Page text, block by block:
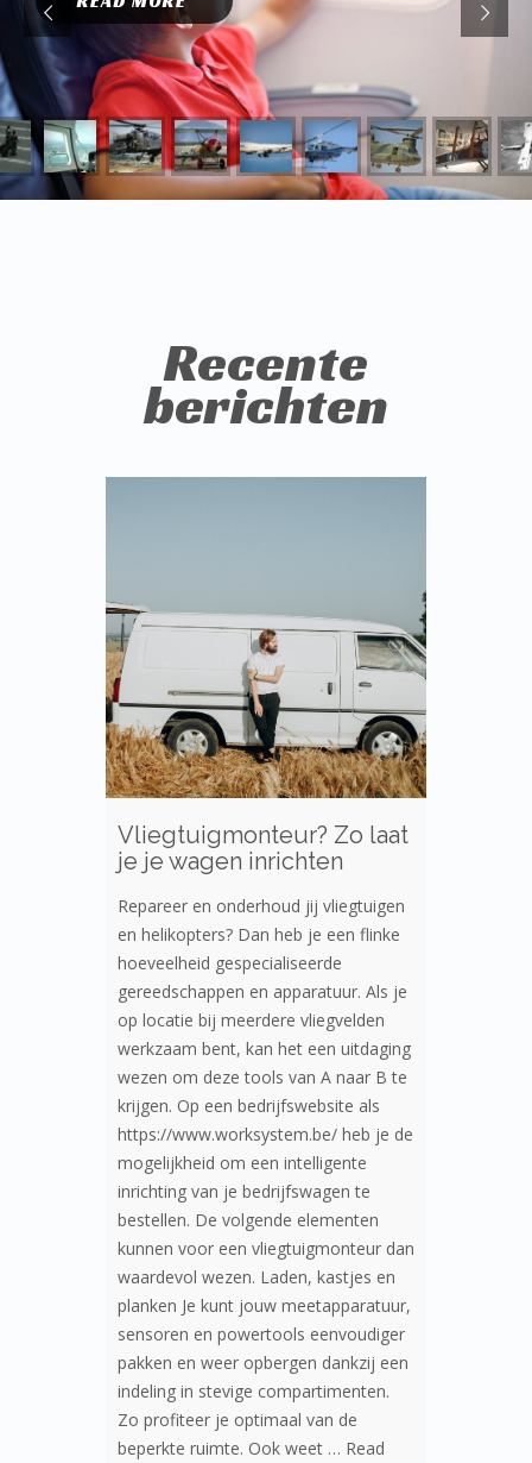
Recente
berichten
Vliegtuigmonteur? Zo laat
je je wagen inrichten
Repareer en onderhoud jij vliegtuigen
en helikopters? Dan heb je een flinke
hoeveelheid gespecialiseerde
gereedschappen en apparatuur. Als je
op locatie bij meerdere vliegvelden
werkzaam bent, kan het een uitdaging
wezen om deze tools van A naar B te
krijgen. Op een bedrijfswebsite als
https://www.worksystem.be/ heb je de
mogelijkheid om een intelligente
inrichting van je bedrijfswagen te
bestellen. De volgende elementen
kunnen voor een vliegtuigmonteur dan
waardevol wezen. Laden, kastjes en
planken Je kunt jouw meetapparatuur,
sensoren en powertools eenvoudiger
pakken en weer opbergen dankzij een
indeling in stevige compartimenten.
Zo profiteer je optimaal van de
beperkte ruimte. Ook weet … Read